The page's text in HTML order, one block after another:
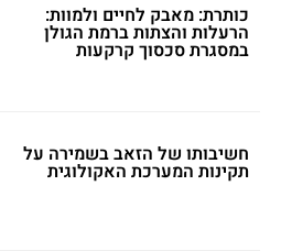
כותרת: מאבק לחיים ולמוות:
הרעלות והצתות ברמת הגולן
במסגרת סכסוך קרקעות
חשיבותו של הזאב בשמירה על
תקינות המערכת האקולוגית